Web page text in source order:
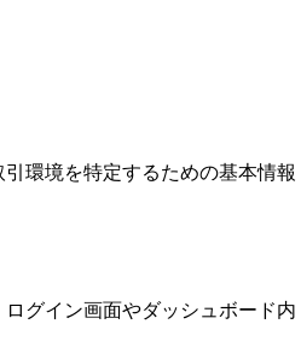
環境を特定するための基本情報
グイン画面やダッシュボード内